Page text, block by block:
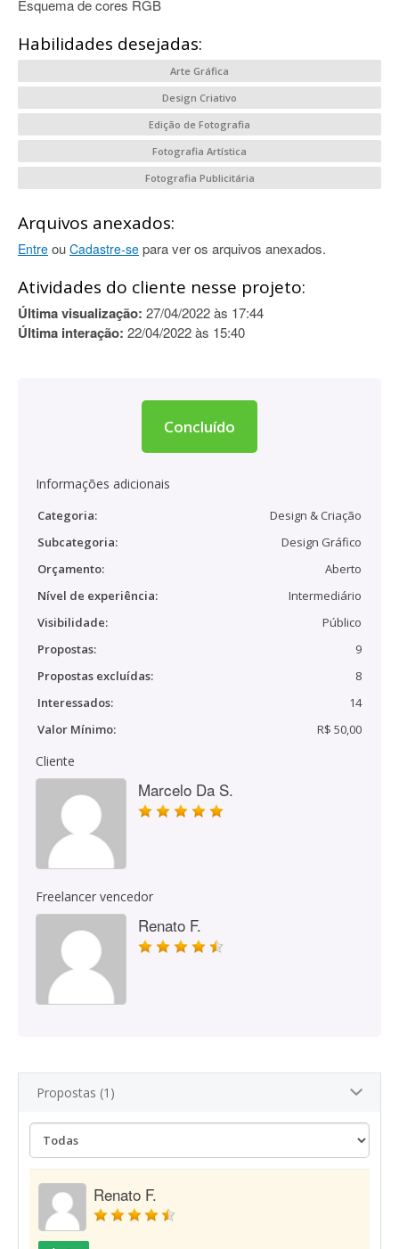
Esquema de cores RGB
Habilidades desejadas:
Arte Gráfica
Design Criativo
Edição de Fotografia
Fotografia Artística
Fotografia Publicitária
Arquivos anexados:
Entre ou Cadastre-se para ver os arquivos anexados.
Atividades do cliente nesse projeto:
Última visualização: 27/04/2022 às 17:44
Última interação: 22/04/2022 às 15:40
Concluído
Informações adicionais
Categoria:
Design & Criação
Subcategoria:
Design Gráfico
Orçamento:
Aberto
Nível de experiência:
Intermediário
Visibilidade:
Público
Propostas:
9
Propostas excluídas:
8
Interessados:
14
Valor Mínimo:
R$ 50,00
Cliente
Marcelo Da S.
Freelancer vencedor
Renato F.
Propostas (1)
Renato F.